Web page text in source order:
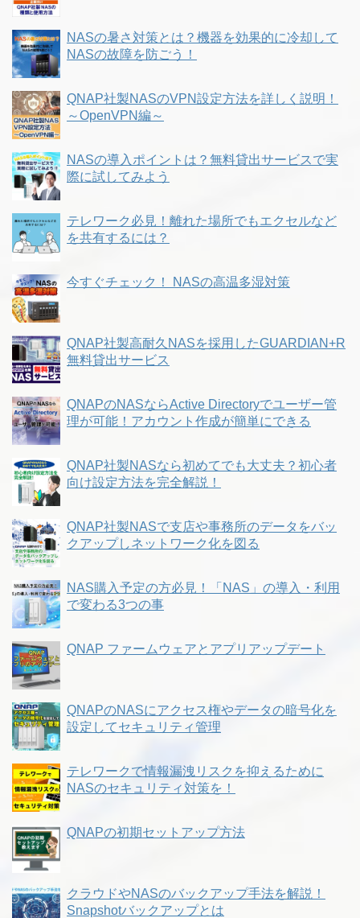
NASの暑さ対策とは？機器を効果的に冷却して
NASの故障を防ごう！
QNAP社製NASのVPN設定方法を詳しく説明！
～OpenVPN編～
NASの導入ポイントは？無料貸出サービスで実
際に試してみよう
テレワーク必見！離れた場所でもエクセルなど
を共有するには？
今すぐチェック！ NASの高温多湿対策
QNAP社製高耐久NASを採用したGUARDIAN+R
無料貸出サービス
QNAPのNASならActive Directoryでユーザー管
理が可能！アカウント作成が簡単にできる
QNAP社製NASなら初めてでも大丈夫？初心者
向け設定方法を完全解説！
QNAP社製NASで支店や事務所のデータをバッ
クアップしネットワーク化を図る
NAS購入予定の方必見！「NAS」の導入・利用
で変わる3つの事
QNAP ファームウェアとアプリアップデート
QNAPのNASにアクセス権やデータの暗号化を
設定してセキュリティ管理
テレワークで情報漏洩リスクを抑えるために
NASのセキュリティ対策を！
QNAPの初期セットアップ方法
クラウドやNASのバックアップ手法を解説！
Snapshotバックアップとは